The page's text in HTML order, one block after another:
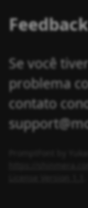
Se você
problema
contato